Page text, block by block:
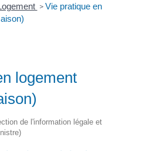
> Vie pratique en
logement
de l'information légale et